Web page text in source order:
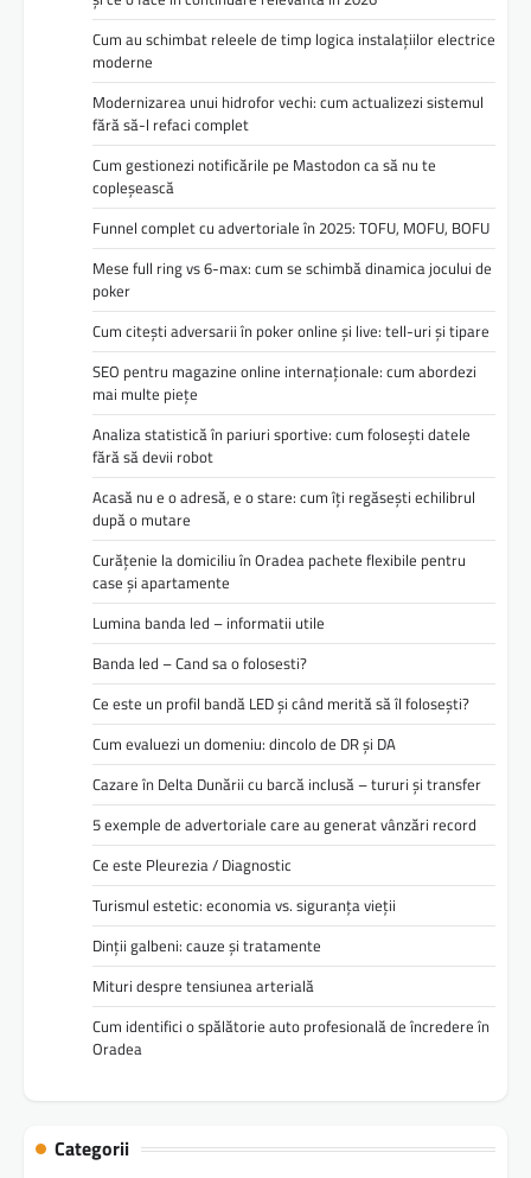
Cum au schimbat releele de timp logica instalațiilor electrice
moderne
Modernizarea unui hidrofor vechi: cum actualizezi sistemul
fără să-l refaci complet
Cum gestionezi notificările pe Mastodon ca să nu te
copleșească
Funnel complet cu advertoriale în 2025: TOFU, MOFU, BOFU
Mese full ring vs 6-max: cum se schimbă dinamica jocului de
poker
Cum citești adversarii în poker online și live: tell-uri și tipare
SEO pentru magazine online internaționale: cum abordezi
mai multe piețe
Analiza statistică în pariuri sportive: cum folosești datele
fără să devii robot
Acasă nu e o adresă, e o stare: cum îți regăsești echilibrul
după o mutare
Curățenie la domiciliu în Oradea pachete flexibile pentru
case și apartamente
Lumina banda led – informatii utile
Banda led – Cand sa o folosesti?
Ce este un profil bandă LED și când merită să îl folosești?
Cum evaluezi un domeniu: dincolo de DR și DA
Cazare în Delta Dunării cu barcă inclusă – tururi și transfer
5 exemple de advertoriale care au generat vânzări record
Ce este Pleurezia / Diagnostic
Turismul estetic: economia vs. siguranța vieții
Dinții galbeni: cauze și tratamente
Mituri despre tensiunea arterială
Cum identifici o spălătorie auto profesională de încredere în
Oradea
Categorii